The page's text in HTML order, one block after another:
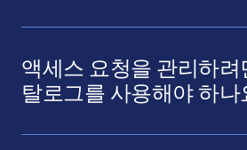
액세스 요청을 관리하려
탈로그를 사용해야 하나